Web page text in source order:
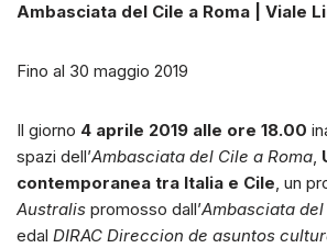
Ambasciata del Cile a Roma | Viale
Fino al 30 maggio 2019
Il giorno 4 aprile 2019 alle ore 18.00
spazi dell’Ambasciata del Cile a Roma,
contemporanea tra Italia e Cile, un
Australis promosso dall’Ambasciata
edal DIRAC Direccion de asuntos